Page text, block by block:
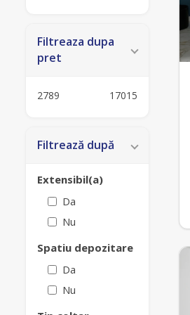
Filtreaza dupa
pret
2789 17015
Filtrează după
Extensibil(a)
Da
Nu
Spatiu depozitare
Da
Nu